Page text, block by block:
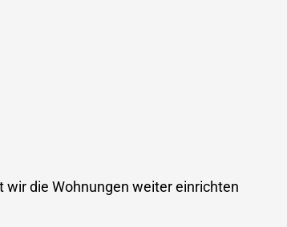
die Wohnungen weiter einrichten